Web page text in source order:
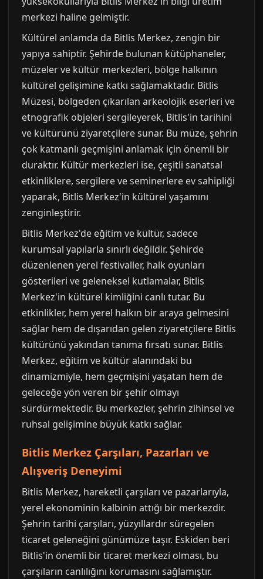
merkezi haline gelmiştir.
Kültürel anlamda da Bitlis Merkez, zengin bir
yapıya sahiptir. Şehirde bulunan kütüphaneler,
müzeler ve kültür merkezleri, bölge halkının
kültürel gelişimine katkı sağlamaktadır. Bitlis
Müzesi, bölgeden çıkarılan arkeolojik eserleri ve
etnografik objeleri sergileyerek, Bitlis'in tarihini
ve kültürünü ziyaretçilere sunar. Bu müze, şehrin
çok katmanlı geçmişini anlamak için önemli bir
duraktır. Kültür merkezleri ise, çeşitli sanatsal
etkinliklere, sergilere ve seminerlere ev sahipliği
yaparak, Bitlis Merkez'in kültürel yaşamını
zenginleştirir.
Bitlis Merkez'de eğitim ve kültür, sadece
kurumsal yapılarla sınırlı değildir. Şehirde
düzenlenen yerel festivaller, halk oyunları
gösterileri ve geleneksel kutlamalar, Bitlis
Merkez'in kültürel kimliğini canlı tutar. Bu
etkinlikler, hem yerel halkın bir araya gelmesini
sağlar hem de dışarıdan gelen ziyaretçilere Bitlis
kültürünü yakından tanıma fırsatı sunar. Bitlis
Merkez, eğitim ve kültür alanındaki bu
dinamizmiyle, hem geçmişini yaşatan hem de
geleceğe yön veren bir şehir olmayı
sürdürmektedir. Bu merkezler, şehrin zihinsel ve
ruhsal gelişimine büyük katkı sağlar.
Bitlis Merkez Çarşıları, Pazarları ve
Alışveriş Deneyimi
Bitlis Merkez, hareketli çarşıları ve pazarlarıyla,
yerel ekonominin kalbinin attığı bir merkezdir.
Şehrin tarihi çarşıları, yüzyıllardır süregelen
ticaret geleneğini günümüze taşır. Eskiden beri
Bitlis'in önemli bir ticaret merkezi olması, bu
çarşıların canlılığını korumasını sağlamıştır.